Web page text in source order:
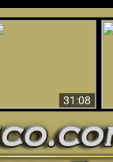
31:08